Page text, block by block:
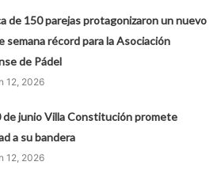
de 150 parejas protagonizaron un nuevo
semana récord para la Asociación
de Pádel
12, 2026
de junio Villa Constitución promete
a su bandera
12, 2026